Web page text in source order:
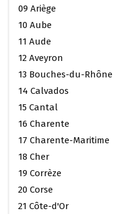
09 Ariège
10 Aube
11 Aude
12 Aveyron
13 Bouches-du-Rhône
14 Calvados
15 Cantal
16 Charente
17 Charente-Maritime
18 Cher
19 Corrèze
20 Corse
21 Côte-d'Or